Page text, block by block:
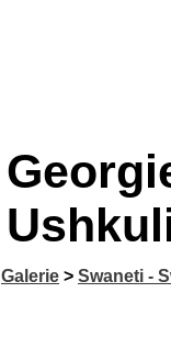
Galerie > Swaneti -